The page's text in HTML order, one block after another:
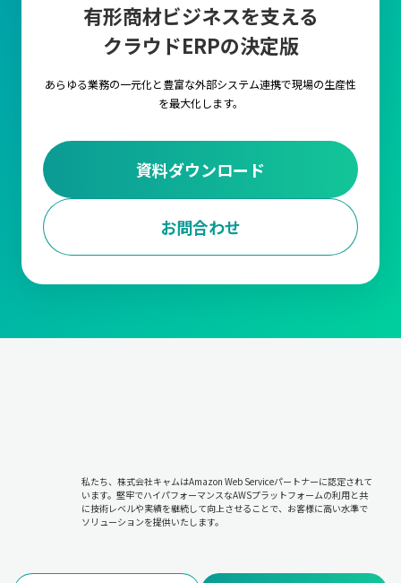
有形商材ビジネスを支える
クラウドERPの決定版
あらゆる業務の一元化と豊富な外部システム連携で現場の生産性
を最大化します。
資料ダウンロード
お問合わせ
私たち、株式会社キャムはAmazon Web Serviceパートナーに認定されて
います。堅牢でハイパフォーマンスなAWSプラットフォームの利用と共
に技術レベルや実績を継続して向上させることで、お客様に高い水準で
ソリューションを提供いたします。